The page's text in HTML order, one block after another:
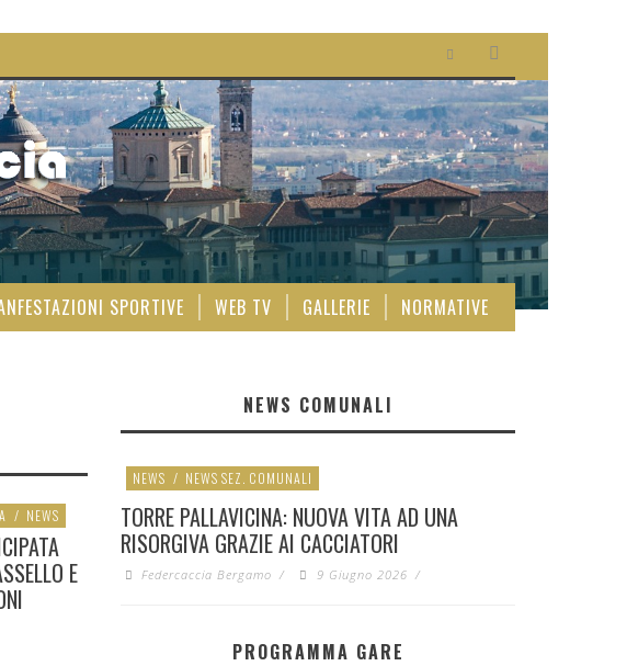
SPORTIVE WEB TV GALLERIE NORMATIVE
/ NEWS
E
NEWS COMUNALI
NEWS / NEWS SEZ. COMUNALI
TORRE PALLAVICINA: NUOVA VITA AD UNA
RISORGIVA GRAZIE AI CACCIATORI
Federcaccia Bergamo / 9 Giugno 2026 /
PROGRAMMA GARE